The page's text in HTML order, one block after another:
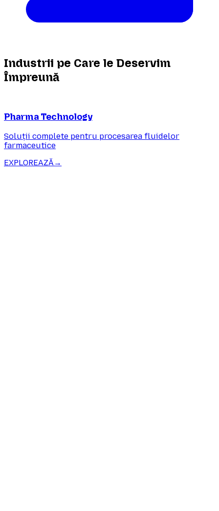
Industrii pe Care le Deservim
Împreună
Pharma Technology
Soluții complete pentru procesarea fluidelor
farmaceutice
EXPLOREAZĂ →